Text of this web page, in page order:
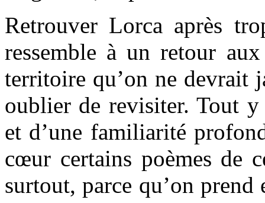
Retrouver Lorca après
ressemble à un retour
territoire qu’on ne devrait
oublier de revisiter. Tout y
et d’une familiarité
cœur certains poèmes de
surtout, parce qu’on